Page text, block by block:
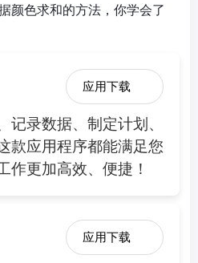
颜色求和的方法，你学会了
应用下载
记录数据、制定计划、
款应用程序都能满足您
作更加高效、便捷！
应用下载